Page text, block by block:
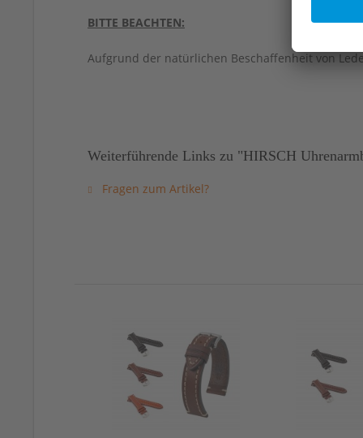
BITTE BEACHTEN:
Aufgrund der natürlichen Beschaffenheit von
Weiterführende Links zu "HIRSCH
Fragen zum Artikel?